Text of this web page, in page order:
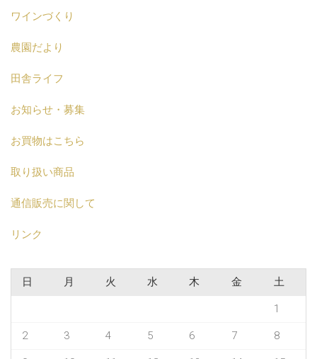
ワインづくり
農園だより
田舎ライフ
お知らせ・募集
お買物はこちら
取り扱い商品
通信販売に関して
リンク
日 月 火 水 木 金 土
1
2 3 4 5 6 7 8